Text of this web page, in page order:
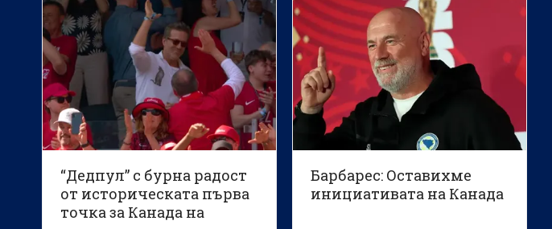
“Дедпул” с бурна радост
от историческата първа
точка за Канада на
Барбарес: Оставихме
инициативата на Канада